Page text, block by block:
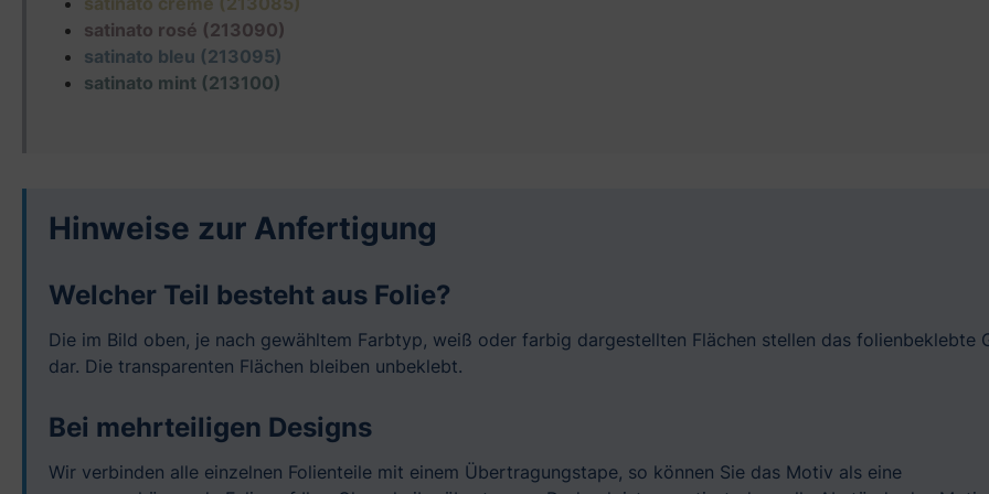
satinato rosé (213090)
satinato bleu (213095)
satinato mint (213100)
Hinweise zur Anfertigung
Welcher Teil besteht aus Folie?
Die im Bild oben, je nach gewähltem Farbtyp, weiß oder farbig dargestellten Flächen stellen das folienbeklebte
dar. Die transparenten Flächen bleiben unbeklebt.
Bei mehrteiligen Designs
Wir verbinden alle einzelnen Folienteile mit einem Übertragungstape, so können Sie das Motiv als eine